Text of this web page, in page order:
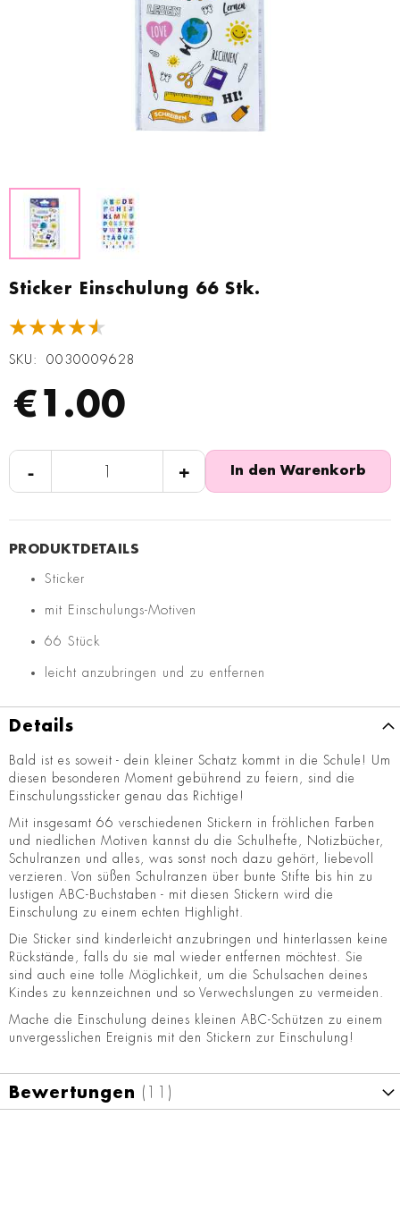
Sticker Einschulung 66 Stk.
★★★★★
SKU 0030009628
€1.00
- + In den Warenkorb
Sticker
mit Einschulungs-Motiven
66 Stück
leicht anzubringen und zu entfernen
Anfang
Bildgalerie
Details
Bald ist es soweit - dein kleiner Schatz kommt in die Schule! Um
diesen besonderen Moment gebührend zu feiern, sind die
Einschulungssticker genau das Richtige!
Mit insgesamt 66 verschiedenen Stickern in fröhlichen Farben
und niedlichen Motiven kannst du die Schulhefte, Notizbücher,
Schulranzen und alles, was sonst noch dazu gehört, liebevoll
verzieren. Von süßen Schulranzen über bunte Stifte bis hin zu
lustigen ABC-Buchstaben - mit diesen Stickern wird die
Einschulung zu einem echten Highlight.
Die Sticker sind kinderleicht anzubringen und hinterlassen keine
Rückstände, falls du sie mal wieder entfernen möchtest. Sie
sind auch eine tolle Möglichkeit, um die Schulsachen deines
Kindes zu kennzeichnen und so Verwechslungen zu vermeiden.
Mache die Einschulung deines kleinen ABC-Schützen zu einem
unvergesslichen Ereignis mit den Stickern zur Einschulung!
Bewertungen